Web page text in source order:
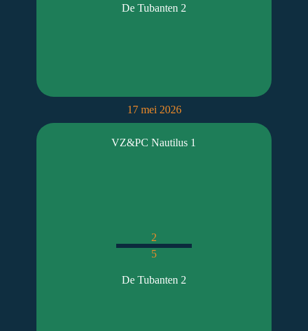
De Tubanten 2
17 mei 2026
VZ&PC Nautilus 1
2
5
De Tubanten 2